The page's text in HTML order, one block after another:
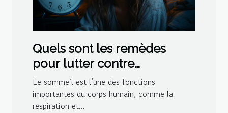
Quels sont les remèdes
pour lutter contre
l'insomnie?
Le sommeil est l’une des fonctions
importantes du corps humain, comme la
respiration et...